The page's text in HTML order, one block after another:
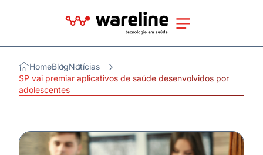
HomeBlogNotícias
SP vai premiar aplicativos de saúde desenvolvidos por
adolescentes